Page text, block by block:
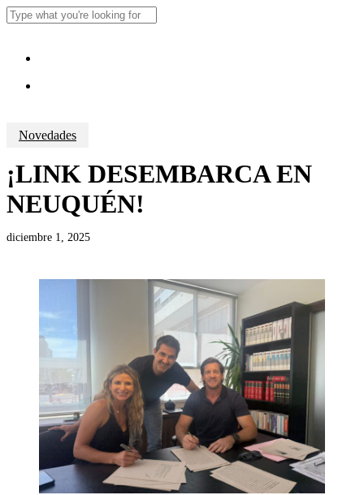
Skip
to
content
Menu
Novedades
¡LINK DESEMBARCA EN
NEUQUÉN!
diciembre 1, 2025